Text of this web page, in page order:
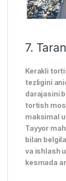
7.
Kerakli
tezligini
darajasini
tortish
maksimal
Tayyor
bilan
va ishlash
kesmada